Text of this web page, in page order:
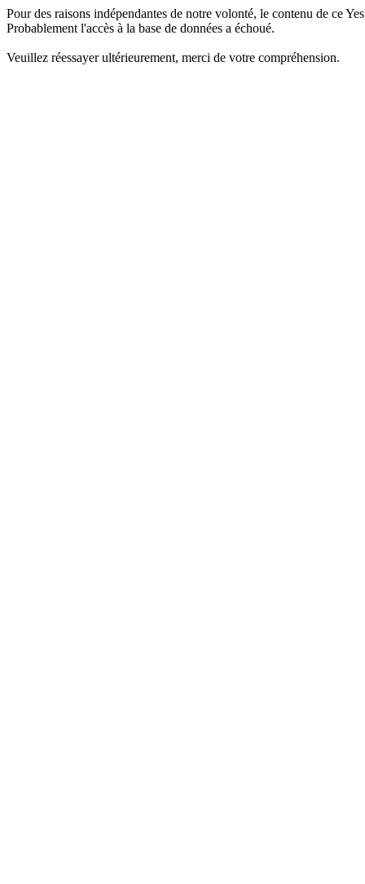
Pour des raisons indépendantes de notre volonté, le contenu de ce
Probablement l'accès à la base de données a échoué.
Veuillez réessayer ultérieurement, merci de votre compréhension.